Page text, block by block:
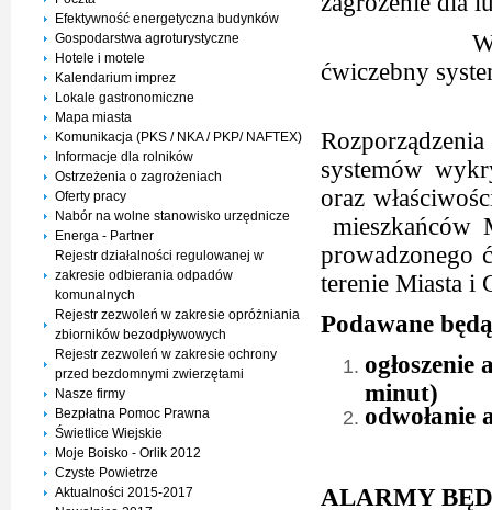
Efektywność energetyczna budynków
Gospodarstwa agroturystyczne
Hotele i motele
Kalendarium imprez
Lokale gastronomiczne
Mapa miasta
Komunikacja (PKS / NKA / PKP/ NAFTEX)
Informacje dla rolników
Ostrzeżenia o zagrożeniach
Oferty pracy
Nabór na wolne stanowisko urzędnicze
Energa - Partner
Rejestr działalności regulowanej w
zakresie odbierania odpadów
komunalnych
Rejestr zezwoleń w zakresie opróżniania
zbiorników bezodpływowych
Rejestr zezwoleń w zakresie ochrony
przed bezdomnymi zwierzętami
Nasze firmy
Bezpłatna Pomoc Prawna
Świetlice Wiejskie
Moje Boisko - Orlik 2012
Czyste Powietrze
Aktualności 2015-2017
W związku
ćwiczebny
systemów
oraz
prowadzonego
terenie Miasta i
Podawane
minut)
odwołanie
ALARMY